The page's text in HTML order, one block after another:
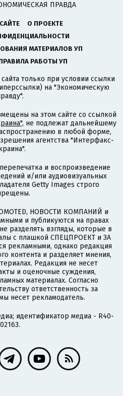
ПРАВДА
О ПРОЕКТЕ
МАТЕРИАЛОВ УП
РАБОТЫ УП
только при условии ссылки
на "Экономическую
на этом сайте со ссылкой
, не подлежат дальнейшему
в любой форме,
агентства "Интерфакс-
и воспроизведение
и/или аудиовизуальных
Getty Images строго
НОВОСТИ КОМПАНИЙ и
и публикуются на правах
разделять взгляды, которые в
с плашкой СПЕЦПРОЕКТ и ЗА
рекламными, однако редакция
контента и разделяет мнения,
Редакция не несет
и оценочные суждения,
материалах. Согласно
ответственность за
несет рекламодатель.
идентификатор медиа - R40-
02163.